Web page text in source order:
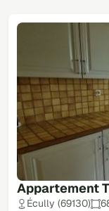
Appartement
Écully (69130)